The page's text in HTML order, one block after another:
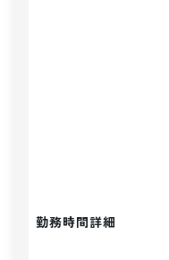
勤務時間詳細